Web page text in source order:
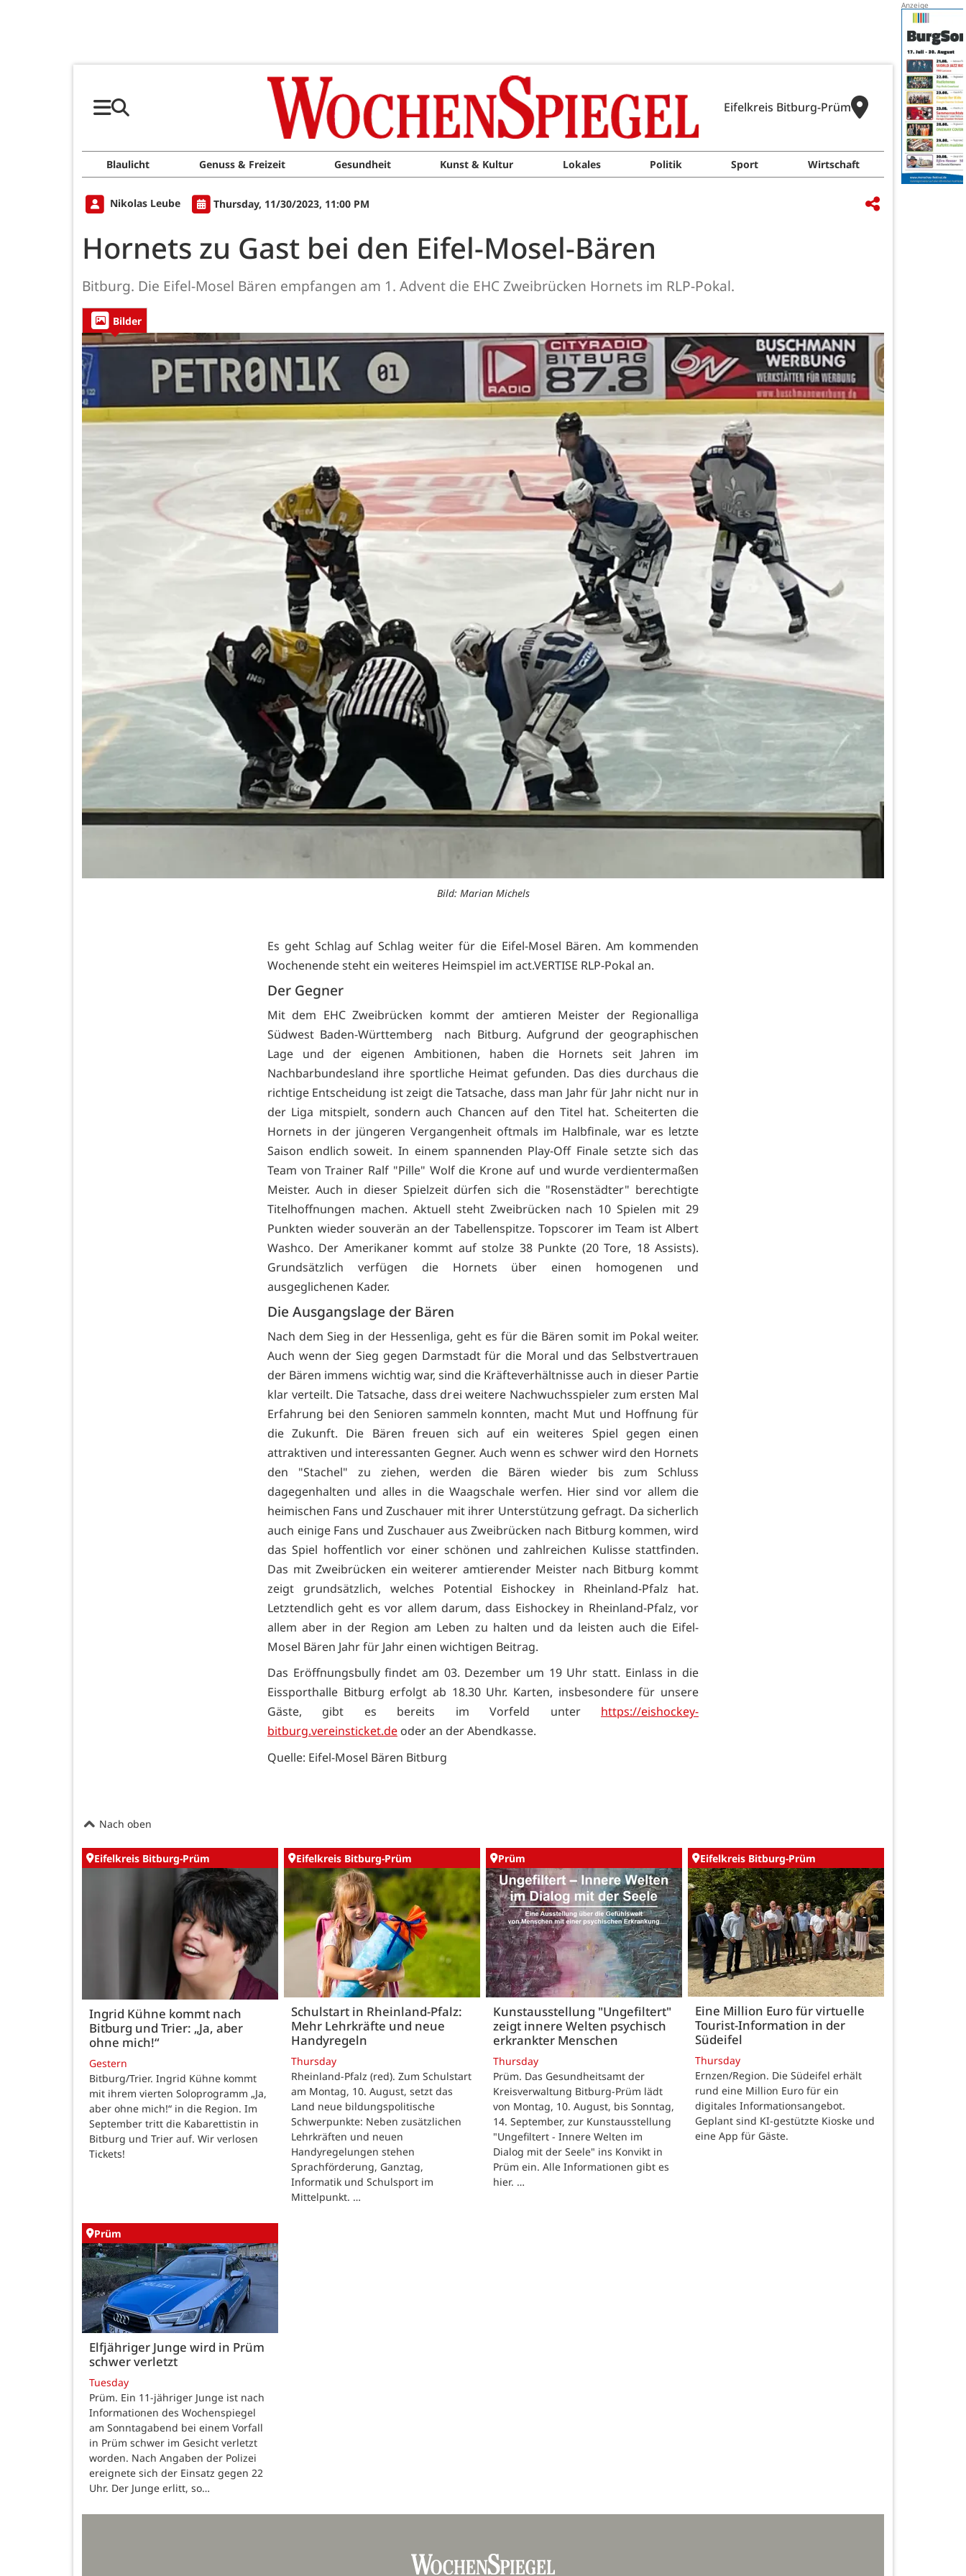
Eifelkreis Bitburg-Prüm
Blaulicht Genuss & Freizeit Gesundheit Kunst & Kultur Lokales Politik Sport Wirtschaft
Nikolas Leube Thursday, 11/30/2023, 11:00 PM
Hornets zu Gast bei den Eifel-Mosel-Bären
Bitburg. Die Eifel-Mosel Bären empfangen am 1. Advent die EHC Zweibrücken Hornets im RLP-Pokal.
Bilder
Bild: Marian Michels
Es geht Schlag auf Schlag weiter für die Eifel-Mosel Bären. Am kommenden
Wochenende steht ein weiteres Heimspiel im act.VERTISE RLP-Pokal an.
Der Gegner
Mit dem EHC Zweibrücken kommt der amtieren Meister der Regionalliga
Südwest Baden-Württemberg nach Bitburg. Aufgrund der geographischen
Lage und der eigenen Ambitionen, haben die Hornets seit Jahren im
Nachbarbundesland ihre sportliche Heimat gefunden. Das dies durchaus die
richtige Entscheidung ist zeigt die Tatsache, dass man Jahr für Jahr nicht nur in
der Liga mitspielt, sondern auch Chancen auf den Titel hat. Scheiterten die
Hornets in der jüngeren Vergangenheit oftmals im Halbfinale, war es letzte
Saison endlich soweit. In einem spannenden Play-Off Finale setzte sich das
Team von Trainer Ralf "Pille" Wolf die Krone auf und wurde verdientermaßen
Meister. Auch in dieser Spielzeit dürfen sich die "Rosenstädter" berechtigte
Titelhoffnungen machen. Aktuell steht Zweibrücken nach 10 Spielen mit 29
Punkten wieder souverän an der Tabellenspitze. Topscorer im Team ist Albert
Washco. Der Amerikaner kommt auf stolze 38 Punkte (20 Tore, 18 Assists).
Grundsätzlich verfügen die Hornets über einen homogenen und
ausgeglichenen Kader.
Die Ausgangslage der Bären
Nach dem Sieg in der Hessenliga, geht es für die Bären somit im Pokal weiter.
Auch wenn der Sieg gegen Darmstadt für die Moral und das Selbstvertrauen
der Bären immens wichtig war, sind die Kräfteverhältnisse auch in dieser Partie
klar verteilt. Die Tatsache, dass drei weitere Nachwuchsspieler zum ersten Mal
Erfahrung bei den Senioren sammeln konnten, macht Mut und Hoffnung für
die Zukunft. Die Bären freuen sich auf ein weiteres Spiel gegen einen
attraktiven und interessanten Gegner. Auch wenn es schwer wird den Hornets
den "Stachel" zu ziehen, werden die Bären wieder bis zum Schluss
dagegenhalten und alles in die Waagschale werfen. Hier sind vor allem die
heimischen Fans und Zuschauer mit ihrer Unterstützung gefragt. Da sicherlich
auch einige Fans und Zuschauer aus Zweibrücken nach Bitburg kommen, wird
das Spiel hoffentlich vor einer schönen und zahlreichen Kulisse stattfinden.
Das mit Zweibrücken ein weiterer amtierender Meister nach Bitburg kommt
zeigt grundsätzlich, welches Potential Eishockey in Rheinland-Pfalz hat.
Letztendlich geht es vor allem darum, dass Eishockey in Rheinland-Pfalz, vor
allem aber in der Region am Leben zu halten und da leisten auch die Eifel-
Mosel Bären Jahr für Jahr einen wichtigen Beitrag.
Das Eröffnungsbully findet am 03. Dezember um 19 Uhr statt. Einlass in die
Eissporthalle Bitburg erfolgt ab 18.30 Uhr. Karten, insbesondere für unsere
Gäste, gibt es bereits im Vorfeld unter https://eishockey-
bitburg.vereinsticket.de oder an der Abendkasse.
Quelle: Eifel-Mosel Bären Bitburg
Nach oben
Eifelkreis Bitburg-Prüm
Ingrid Kühne kommt nach
Bitburg und Trier: „Ja, aber
ohne mich!“
Gestern
Bitburg/Trier. Ingrid Kühne kommt
mit ihrem vierten Soloprogramm „Ja,
aber ohne mich!“ in die Region. Im
September tritt die Kabarettistin in
Bitburg und Trier auf. Wir verlosen
Tickets!
Eifelkreis Bitburg-Prüm
Schulstart in Rheinland-Pfalz:
Mehr Lehrkräfte und neue
Handyregeln
Thursday
Rheinland-Pfalz (red). Zum Schulstart
am Montag, 10. August, setzt das
Land neue bildungspolitische
Schwerpunkte: Neben zusätzlichen
Lehrkräften und neuen
Handyregelungen stehen
Sprachförderung, Ganztag,
Informatik und Schulsport im
Mittelpunkt. …
Prüm
Kunstausstellung "Ungefiltert"
zeigt innere Welten psychisch
erkrankter Menschen
Thursday
Prüm. Das Gesundheitsamt der
Kreisverwaltung Bitburg-Prüm lädt
von Montag, 10. August, bis Sonntag,
14. September, zur Kunstausstellung
"Ungefiltert - Innere Welten im
Dialog mit der Seele" ins Konvikt in
Prüm ein. Alle Informationen gibt es
hier. …
Eifelkreis Bitburg-Prüm
Eine Million Euro für virtuelle
Tourist-Information in der
Südeifel
Thursday
Ernzen/Region. Die Südeifel erhält
rund eine Million Euro für ein
digitales Informationsangebot.
Geplant sind KI-gestützte Kioske und
eine App für Gäste.
Prüm
Elfjähriger Junge wird in Prüm
schwer verletzt
Tuesday
Prüm. Ein 11-jähriger Junge ist nach
Informationen des Wochenspiegel
am Sonntagabend bei einem Vorfall
in Prüm schwer im Gesicht verletzt
worden. Nach Angaben der Polizei
ereignete sich der Einsatz gegen 22
Uhr. Der Junge erlitt, so…